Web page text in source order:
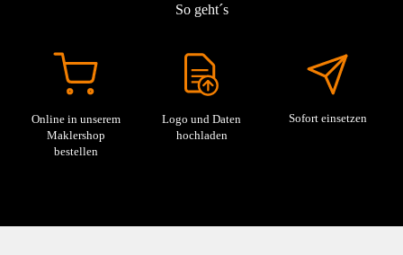
So geht´s
Online in unserem
Maklershop
bestellen
Logo und Daten
hochladen
Sofort einsetzen